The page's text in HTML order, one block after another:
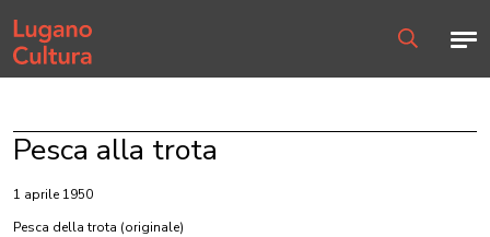
Home page
Pesca alla trota
1 aprile 1950
Pesca della trota (originale)